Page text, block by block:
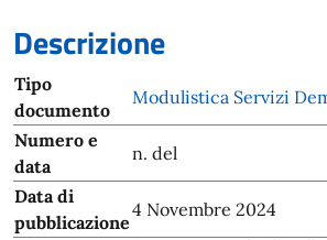
Descrizione
Tipo
documento
Modulistica Servizi
Numero e
data
n. del
Data di
pubblicazione
4 Novembre 2024